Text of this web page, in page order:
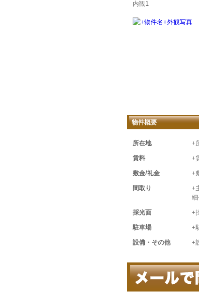
内観1
物件概要
所在地 +
賃料 +
敷金/礼金 +
間取り
+
細
採光面 +
駐車場 +
設備・その他 +